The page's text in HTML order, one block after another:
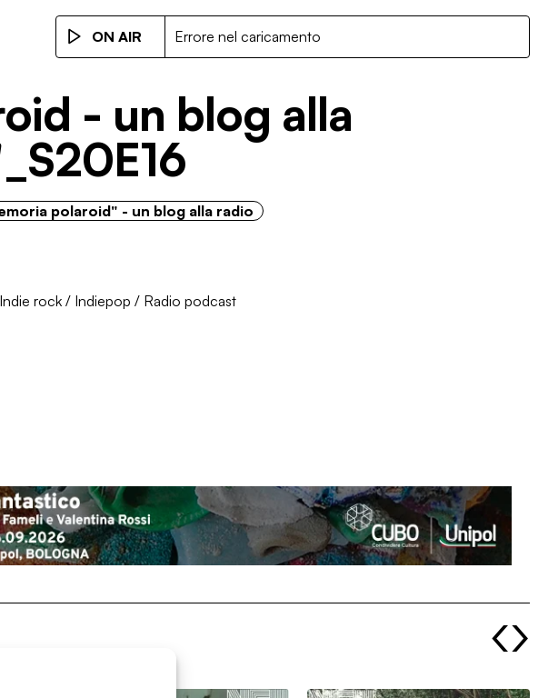
ON AIR Errore nel caricamento
- un blog alla
polaroid" - un blog alla radio
Indie rock/ Indiepop / Radio podcast
‹›